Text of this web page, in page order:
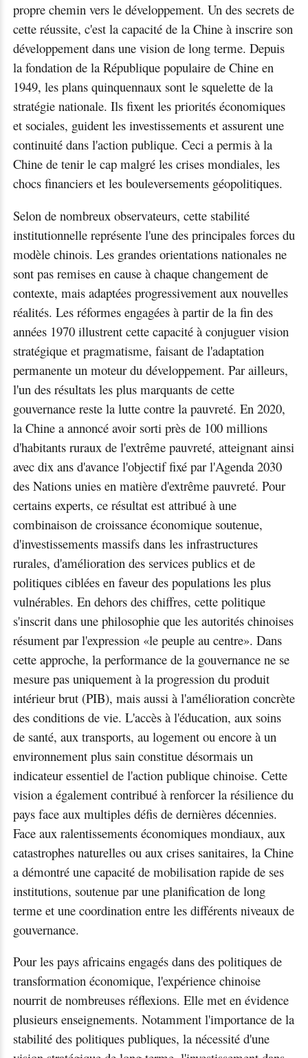
propre chemin vers le développement. Un des secrets de
cette réussite, c'est la capacité de la Chine à inscrire son
développement dans une vision de long terme. Depuis
la fondation de la République populaire de Chine en
1949, les plans quinquennaux sont le squelette de la
stratégie nationale. Ils fixent les priorités économiques
et sociales, guident les investissements et assurent une
continuité dans l'action publique. Ceci a permis à la
Chine de tenir le cap malgré les crises mondiales, les
chocs financiers et les bouleversements géopolitiques.
Selon de nombreux observateurs, cette stabilité
institutionnelle représente l'une des principales forces du
modèle chinois. Les grandes orientations nationales ne
sont pas remises en cause à chaque changement de
contexte, mais adaptées progressivement aux nouvelles
réalités. Les réformes engagées à partir de la fin des
années 1970 illustrent cette capacité à conjuguer vision
stratégique et pragmatisme, faisant de l'adaptation
permanente un moteur du développement. Par ailleurs,
l'un des résultats les plus marquants de cette
gouvernance reste la lutte contre la pauvreté. En 2020,
la Chine a annoncé avoir sorti près de 100 millions
d'habitants ruraux de l'extrême pauvreté, atteignant ainsi
avec dix ans d'avance l'objectif fixé par l'Agenda 2030
des Nations unies en matière d'extrême pauvreté. Pour
certains experts, ce résultat est attribué à une
combinaison de croissance économique soutenue,
d'investissements massifs dans les infrastructures
rurales, d'amélioration des services publics et de
politiques ciblées en faveur des populations les plus
vulnérables. En dehors des chiffres, cette politique
s'inscrit dans une philosophie que les autorités chinoises
résument par l'expression «le peuple au centre». Dans
cette approche, la performance de la gouvernance ne se
mesure pas uniquement à la progression du produit
intérieur brut (PIB), mais aussi à l'amélioration concrète
des conditions de vie. L'accès à l'éducation, aux soins
de santé, aux transports, au logement ou encore à un
environnement plus sain constitue désormais un
indicateur essentiel de l'action publique chinoise. Cette
vision a également contribué à renforcer la résilience du
pays face aux multiples défis de dernières décennies.
Face aux ralentissements économiques mondiaux, aux
catastrophes naturelles ou aux crises sanitaires, la Chine
a démontré une capacité de mobilisation rapide de ses
institutions, soutenue par une planification de long
terme et une coordination entre les différents niveaux de
gouvernance.
Pour les pays africains engagés dans des politiques de
transformation économique, l'expérience chinoise
nourrit de nombreuses réflexions. Elle met en évidence
plusieurs enseignements. Notamment l'importance de la
stabilité des politiques publiques, la nécessité d'une